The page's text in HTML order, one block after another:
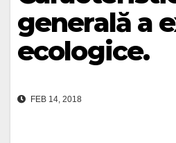
generală a
ecologice.
FEB 14, 2018